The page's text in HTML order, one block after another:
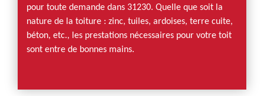
pour toute demande dans 31230. Quelle que soit la
nature de la toiture : zinc, tuiles, ardoises, terre cuite,
béton, etc., les prestations nécessaires pour votre toit
sont entre de bonnes mains.